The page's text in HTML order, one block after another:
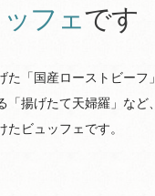
フェです
た「国産ローストビーフ
「揚げたて天婦羅」など
たビュッフェです。